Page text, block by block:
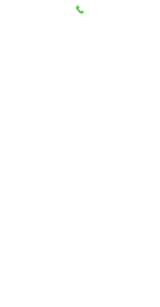
abweichen, wird an entsprechender
Stelle ausdrücklich darauf hingewiesen.